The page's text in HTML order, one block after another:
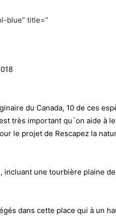
blue” title=”
du Canada, 10 de ces
très important qu`on aide à
le projet de Rescapez la
incluant une tourbière plaine
dans cette place qui à un